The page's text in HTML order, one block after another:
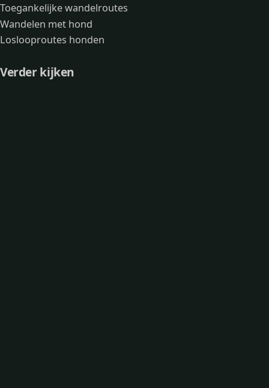
Toegankelijke wandelroutes
Wandelen met hond
Loslooproutes honden
Verder kijken